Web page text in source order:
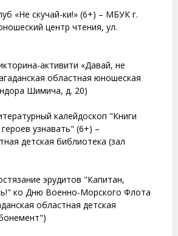
«Не скучай-ки!» (6+) – МБУК г.
центр чтения, ул.
активити «Давай, не
областная юношеская
Шимича, д. 20)
калейдоскоп "Книги
узнавать" (6+) –
детская библиотека (зал
эрудитов "Капитан,
ко Дню Военно-Морского Флота
областная детская